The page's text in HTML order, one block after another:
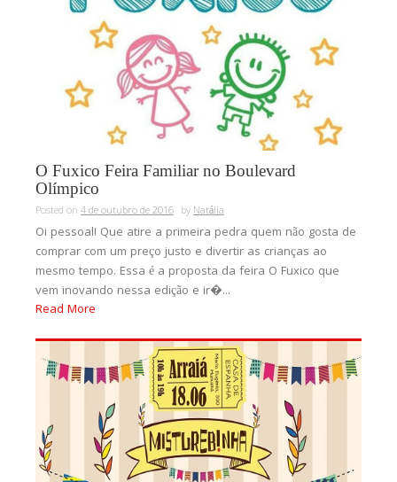
O Fuxico Feira Familiar no Boulevard
Olímpico
Posted on 4 de outubro de 2016 byNatália
Oi pessoal! Que atire a primeira pedra quem não gosta de
comprar com um preço justo e divertir as crianças ao
mesmo tempo. Essa é a proposta da feira O Fuxico que
vem inovando nessa edição e ir�...
Read More